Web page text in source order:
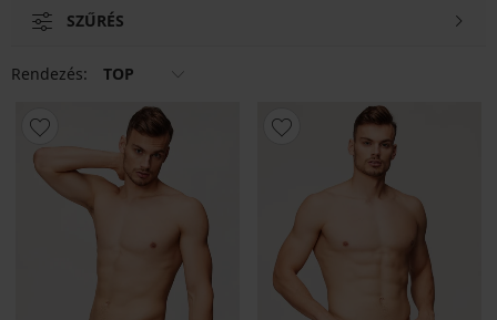
SZŰRÉS
Rendezés: TOP